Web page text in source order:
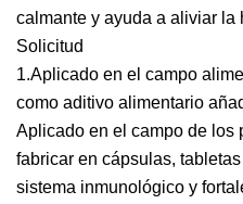
calmante y ayuda a aliviar la
Solicitud
1.Aplicado en el campo
como aditivo alimentario
Aplicado en el campo de los
fabricar en cápsulas,
sistema inmunológico y